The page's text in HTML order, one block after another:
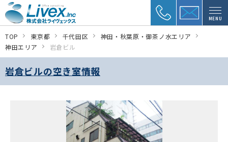
MENU
TOP 東京都 千代田区
神田・秋葉原・御茶ノ水エリア
神田エリア
岩倉ビル
岩倉ビルの空き室情報